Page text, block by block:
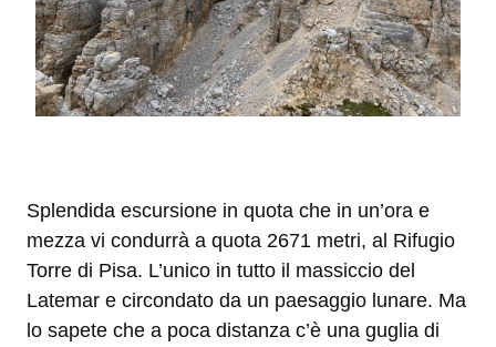
Splendida escursione in quota che in un’ora e
mezza vi condurrà a quota 2671 metri, al Rifugio
Torre di Pisa. L’unico in tutto il massiccio del
Latemar e circondato da un paesaggio lunare. Ma
lo sapete che a poca distanza c’è una guglia di